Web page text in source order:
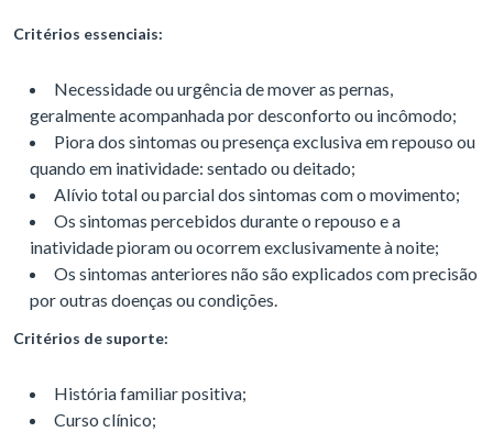
Critérios essenciais:
Necessidade ou urgência de mover as pernas,
geralmente acompanhada por desconforto ou incômodo;
Piora dos sintomas ou presença exclusiva em repouso ou
quando em inatividade: sentado ou deitado;
Alívio total ou parcial dos sintomas com o movimento;
Os sintomas percebidos durante o repouso e a
inatividade pioram ou ocorrem exclusivamente à noite;
Os sintomas anteriores não são explicados com precisão
por outras doenças ou condições.
Critérios de suporte:
História familiar positiva;
Curso clínico;